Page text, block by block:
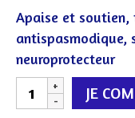
Apaise et soutien,
antispasmodique,
neuroprotecteur
quantité
de
JE